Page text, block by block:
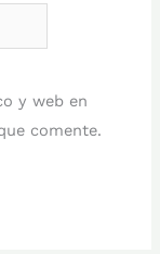
y web en
comente.